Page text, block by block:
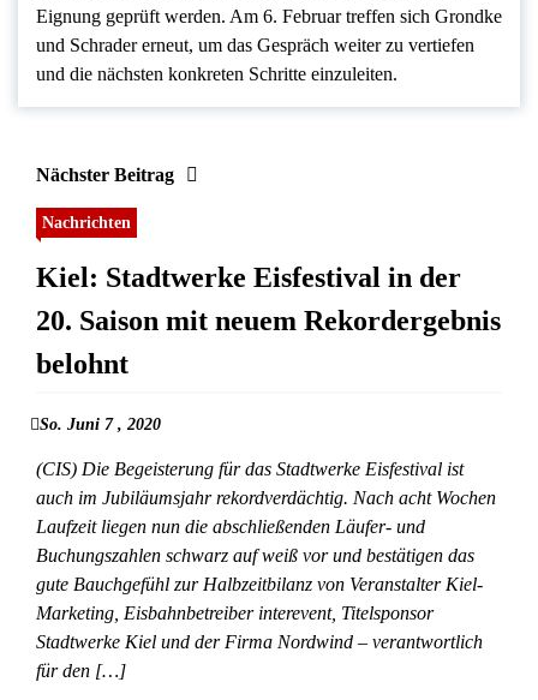
Eignung geprüft werden. Am 6. Februar treffen sich Grondke
und Schrader erneut, um das Gespräch weiter zu vertiefen
und die nächsten konkreten Schritte einzuleiten.
Nächster Beitrag
Nachrichten
Kiel: Stadtwerke Eisfestival in der
20. Saison mit neuem Rekordergebnis
belohnt
So. Juni 7 , 2020
(CIS) Die Begeisterung für das Stadtwerke Eisfestival ist
auch im Jubiläumsjahr rekordverdächtig. Nach acht Wochen
Laufzeit liegen nun die abschließenden Läufer- und
Buchungszahlen schwarz auf weiß vor und bestätigen das
gute Bauchgefühl zur Halbzeitbilanz von Veranstalter Kiel-
Marketing, Eisbahnbetreiber interevent, Titelsponsor
Stadtwerke Kiel und der Firma Nordwind – verantwortlich
für den […]